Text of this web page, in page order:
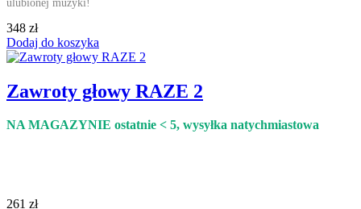
ulubionej muzyki!
348 zł
Dodaj do koszyka
Zawroty głowy RAZE 2
NA MAGAZYNIE ostatnie < 5, wysyłka natychmiastowa
261 zł